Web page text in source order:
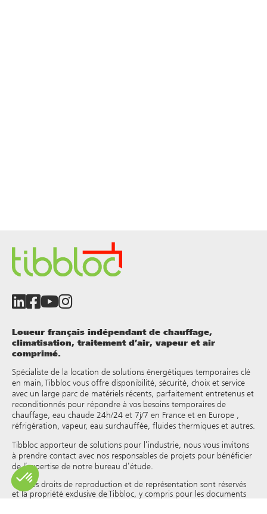
Loueur français indépendant de chauffage,
climatisation, traitement d’air, vapeur et air
comprimé.
Spécialiste de la location de solutions énergétiques temporaires clé
en main, Tibbloc vous offre disponibilité, sécurité, choix et service
avec un large parc de matériels récents, parfaitement entretenus et
reconditionnés pour répondre à vos besoins temporaires de
chauffage, eau chaude 24h/24 et 7j/7 en France et en Europe ,
réfrigération, vapeur, eau surchauffée, fluides thermiques et autres.
Tibbloc apporteur de solutions pour l’industrie, nous vous invitons
à prendre contact avec nos responsables de projets pour bénéficier
de l’expertise de notre bureau d’étude.
Tous les droits de reproduction et de représentation sont réservés
et la propriété exclusive de Tibbloc, y compris pour les documents